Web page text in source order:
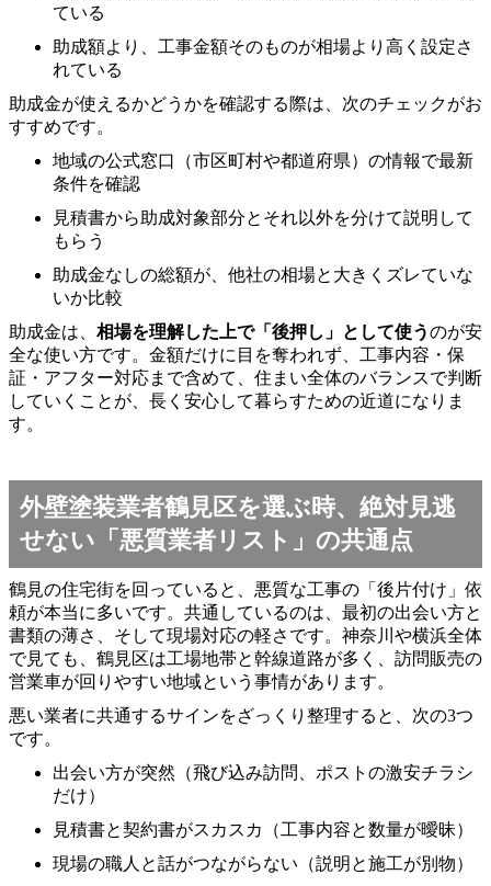
ている
助成額より、工事金額そのものが相場より高く設定さ
れている
助成金が使えるかどうかを確認する際は、次のチェックがお
すすめです。
地域の公式窓口（市区町村や都道府県）の情報で最新
条件を確認
見積書から助成対象部分とそれ以外を分けて説明して
もらう
助成金なしの総額が、他社の相場と大きくズレていな
いか比較
助成金は、 相場を理解した上で「後押し」として使うのが安
全な使い方です。金額だけに目を奪われず、工事内容・保
証・アフター対応まで含めて、住まい全体のバランスで判断
していくことが、長く安心して暮らすための近道になりま
す。
外壁塗装業者鶴見区を選ぶ時、絶対見逃
せない「悪質業者リスト」の共通点
鶴見の住宅街を回っていると、悪質な工事の「後片付け」依
頼が本当に多いです。共通しているのは、最初の出会い方と
書類の薄さ、そして現場対応の軽さです。神奈川や横浜全体
で見ても、鶴見区は工場地帯と幹線道路が多く、訪問販売の
営業車が回りやすい地域という事情があります。
悪い業者に共通するサインをざっくり整理すると、次の3つ
です。
出会い方が突然（飛び込み訪問、ポストの激安チラシ
だけ）
見積書と契約書がスカスカ（工事内容と数量が曖昧）
現場の職人と話がつながらない（説明と施工が別物）